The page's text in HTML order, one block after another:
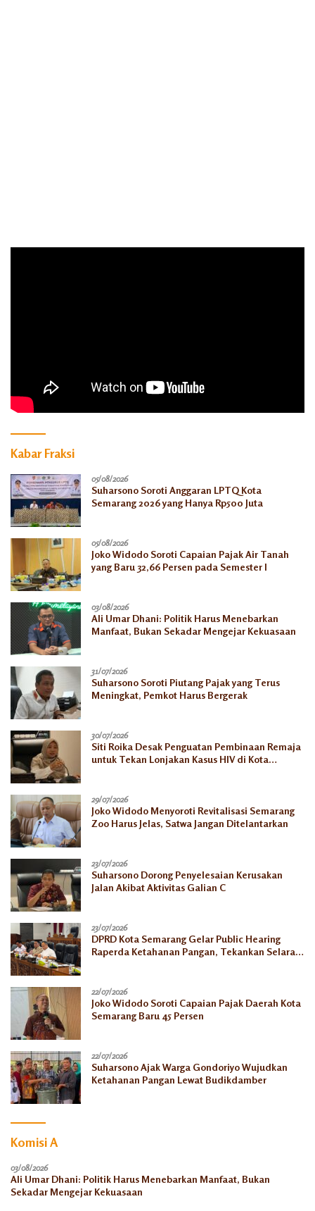
Kabar Fraksi
05/08/2026
Suharsono Soroti Anggaran LPTQ Kota
Semarang 2026 yang Hanya Rp500 Juta
05/08/2026
Joko Widodo Soroti Capaian Pajak Air Tanah
yang Baru 32,66 Persen pada Semester I
03/08/2026
Ali Umar Dhani: Politik Harus Menebarkan
Manfaat, Bukan Sekadar Mengejar Kekuasaan
31/07/2026
Suharsono Soroti Piutang Pajak yang Terus
Meningkat, Pemkot Harus Bergerak
30/07/2026
Siti Roika Desak Penguatan Pembinaan Remaja
untuk Tekan Lonjakan Kasus HIV di Kota
29/07/2026
Joko Widodo Menyoroti Revitalisasi Semarang
Zoo Harus Jelas, Satwa Jangan Ditelantarkan
23/07/2026
Suharsono Dorong Penyelesaian Kerusakan
Jalan Akibat Aktivitas Galian C
23/07/2026
DPRD Kota Semarang Gelar Public Hearing
Raperda Ketahanan Pangan, Tekankan Selaras
22/07/2026
Joko Widodo Soroti Capaian Pajak Daerah Kota
Semarang Baru 45 Persen
22/07/2026
Suharsono Ajak Warga Gondoriyo Wujudkan
Ketahanan Pangan Lewat Budikdamber
Komisi A
03/08/2026
Ali Umar Dhani: Politik Harus Menebarkan Manfaat, Bukan
Sekadar Mengejar Kekuasaan